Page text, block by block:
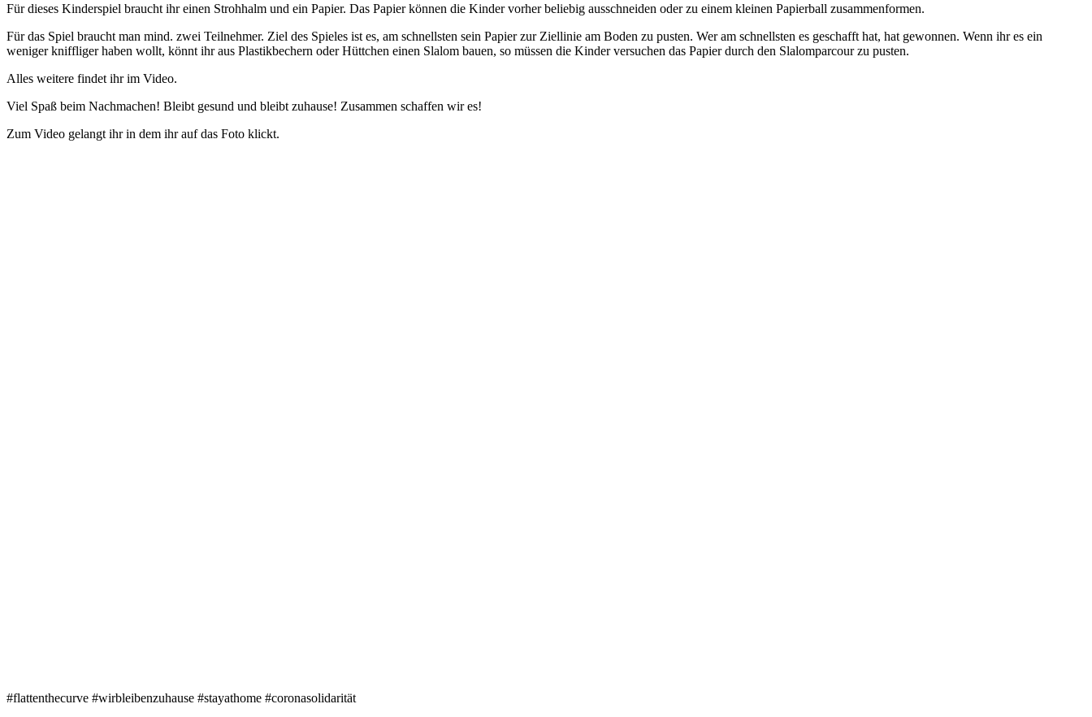
Für dieses Kinderspiel braucht ihr einen Strohhalm und ein Papier. Das Papier können die Kinder vorher beliebig ausschneiden oder zu einem kleinen Papierball zusammenformen.
Für das Spiel braucht man mind. zwei Teilnehmer. Ziel des Spieles ist es, am schnellsten sein Papier zur Ziellinie am Boden zu pusten. Wer am schnellsten es geschafft hat, hat gewonnen. Wenn ihr es ein
weniger kniffliger haben wollt, könnt ihr aus Plastikbechern oder Hüttchen einen Slalom bauen, so müssen die Kinder versuchen das Papier durch den Slalomparcour zu pusten.
Alles weitere findet ihr im Video.
Viel Spaß beim Nachmachen! Bleibt gesund und bleibt zuhause! Zusammen schaffen wir es!
Zum Video gelangt ihr in dem ihr auf das Foto klickt.
#flattenthecurve #wirbleibenzuhause #stayathome #coronasolidarität